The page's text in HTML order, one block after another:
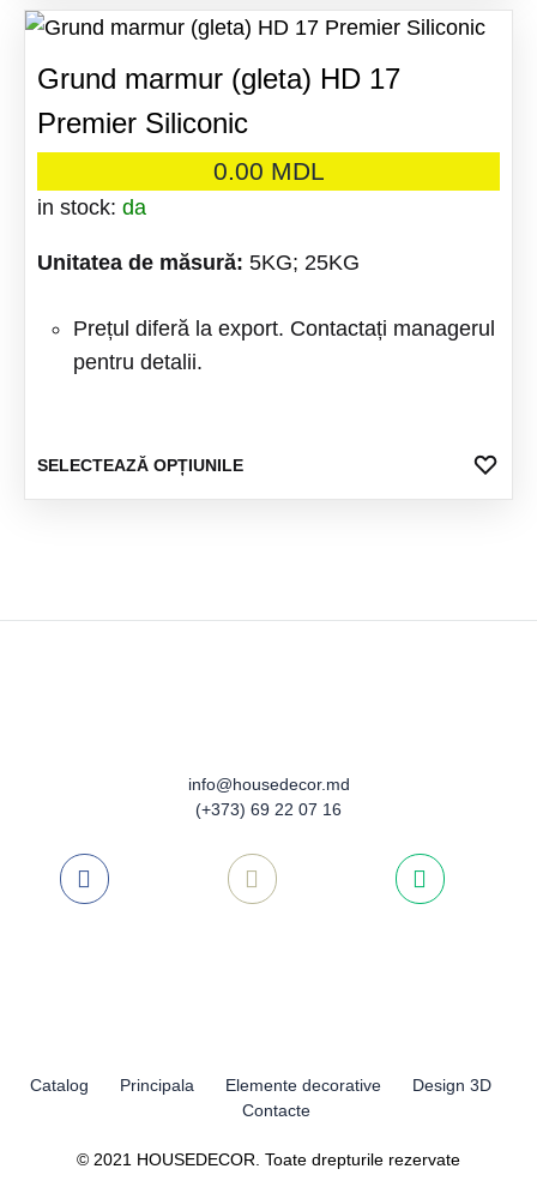
are
pot
pagina
Grund marmur (gleta) HD 17
Premier Siliconic
0.00 MDL
in stock: da
Unitatea de măsură: 5KG; 25KG
Prețul diferă la export. Contactați managerul
pentru detalii.
SELECTEAZĂ OPȚIUNILE
Acest
produs
info@housedecor.md
(+373) 69 22 07 16
© 2021 HOUSEDECOR. Toate drepturile rezervate
Catalog Principala Elemente decorative
Design 3D
Contacte